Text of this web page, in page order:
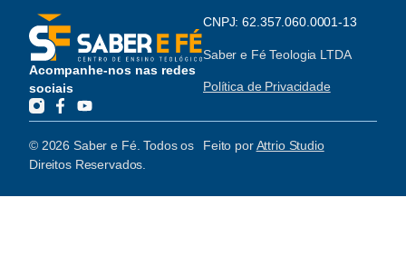
Acompanhe-nos nas redes
sociais
CNPJ: 62.357.060.0001-13
Saber e Fé Teologia LTDA
Política de Privacidade
© 2026 Saber e Fé. Todos os
Direitos Reservados.
Feito porAttrio Studio